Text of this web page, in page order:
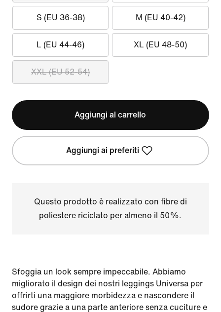
S (EU 36-38) M (EU 40-42)
L (EU 44-46) XL (EU 48-50)
XXL (EU 52-54)
Aggiungi al carrello
Aggiungi ai preferiti
Questo prodotto è realizzato con fibre di
poliestere riciclato per almeno il 50%.
Sfoggia un look sempre impeccabile. Abbiamo
migliorato il design dei nostri leggings Universa per
offrirti una maggiore morbidezza e nascondere il
sudore grazie a una parte anteriore senza cuciture e